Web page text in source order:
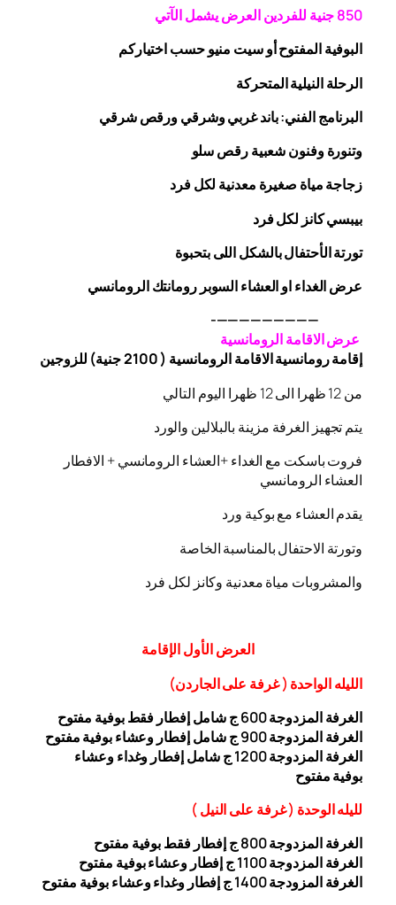
850 جنية للفردينالعرض يشمل الآتي
البوفيةالمفتوحأو سيت منيو حسب اختياركم
الرحلةالنيلية المتحركة
البرنامج الفني: باند غربي وشرقيورقصشرقي
وتنورة وفنون شعبيةرقصسلو
زجاجةمياة صغيرة معدنية لكل فرد
بيبسي كانز لكل فرد
تورتة الأحتفال بالشكل اللى بتحبوة
عرض الغداء او العشاء السوبر رومانتك الرومانسي
—————————-
عرض الاقامة الرومانسية
إقامة رومانسية الاقامة الرومانسية ( 2100 جنية) للزوجين
من 12 ظهرا الى 12 ظهرا اليوم التالي
يتم تجهيز الغرفة مزينة بالبلالين والورد
فروت باسكت مع الغداء +العشاء الرومانسي + الافطار
العشاء الرومانسي
يقدم العشاء مع بوكية ورد
وتورتة الاحتفال بالمناسبة الخاصة
والمشروبات مياة معدنية وكانز لكل فرد
العرضالأولالإقامة
الليله الواحدة ( غرفة على الجاردن)
الغرفة المزدوجة
600 ج شامل إفطار فقط بوفية مفتوح
الغرفة المزدوجة 900 ج شامل إفطار وعشاء بوفية مفتوح
الغرفة المزدوجة 1200 ج شامل إفطار وغداء وعشاء
بوفيةمفتوح
لليله الوحدة (غرفة على النيل)
الغرفة المزدوجة
800
ج إفطار فقط بوفية مفتوح
الغرفة المزدوجة 1
100 ج إفطار وعشاء بوفية مفتوح
الغرفة المزودجة 1
400 ج إفطار وغداء وعشاء بوفية مفتوح